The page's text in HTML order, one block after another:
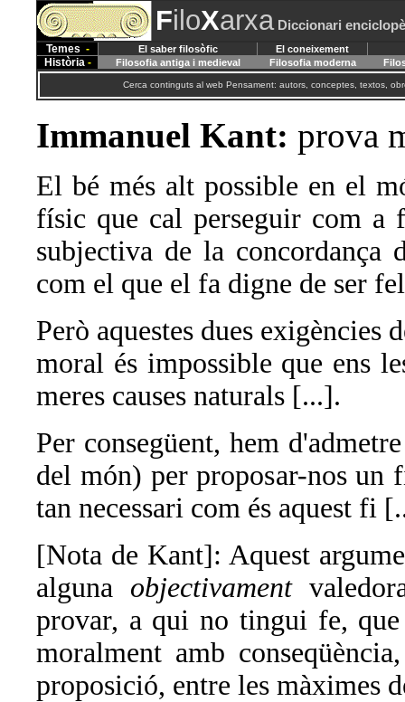
FiloXarxa Diccionari
Temes - El saber filosòfic El coneixement
Història- Filosofia antiga i medieval Filosofia moderna
Cerca continguts al web Pensament: autors, conceptes, textos,
Immanuel Kant: prova
El bé més alt possible en el
físic que cal perseguir com
subjectiva de la
com el que el fa digne de ser
Però aquestes dues
moral és impossible que ens
meres causes naturals [...].
Per consegüent, hem
del món) per proposar-nos
tan necessari com és aquest fi
[Nota de Kant]: Aquest
alguna objectivament
provar, a qui no tingui fe,
moralment amb
proposició, entre les màximes